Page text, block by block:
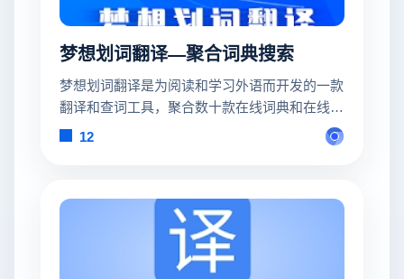
梦想划词翻译—聚合词典搜索
梦想划词翻译是为阅读和学习外语而开发的一款
翻译和查词工具，聚合数十款在线词典和在线翻
译。12